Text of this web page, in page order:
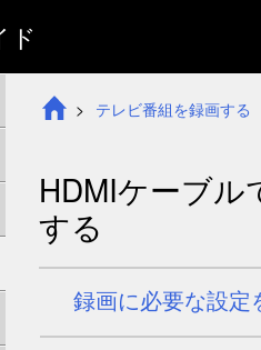
ド
テレビ番組を録画する
HDMIケーブ
する
録画に必要な設定